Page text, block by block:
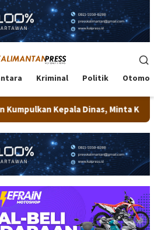
Kriminal Politik
Dinas, Minta Kualitas Layanan